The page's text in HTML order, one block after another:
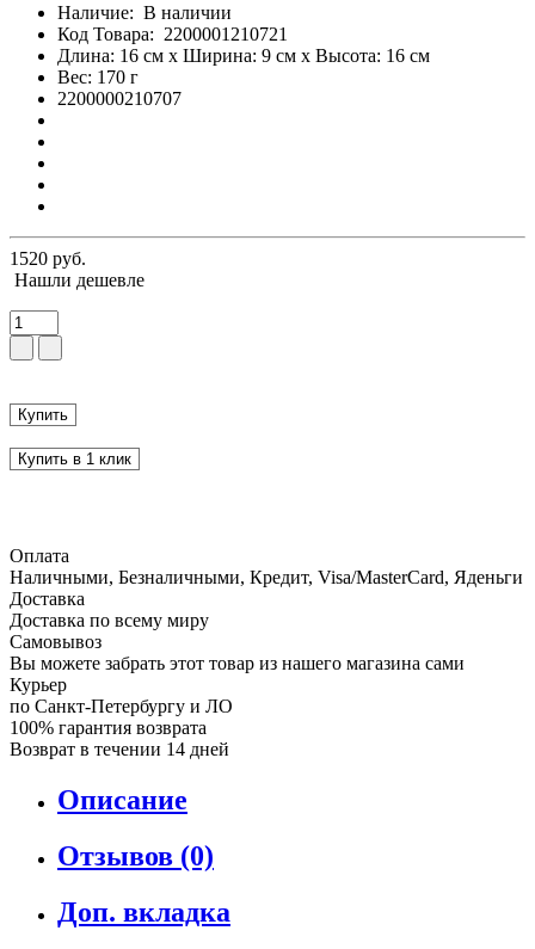
Наличие: В наличии
Код Товара: 2200001210721
Длина: 16 см x Ширина: 9 см x Высота: 16 см
Вес: 170 г
2200000210707
1520 руб.
Нашли дешевле
Купить
Купить в 1 клик
Оплата
Наличными, Безналичными, Кредит, Visa/MasterCard, Яденьги
Доставка
Доставка по всему миру
Самовывоз
Вы можете забрать этот товар из нашего магазина сами
Курьер
по Санкт-Петербургу и ЛО
100% гарантия возврата
Возврат в течении 14 дней
Описание
Отзывов (0)
Доп. вкладка